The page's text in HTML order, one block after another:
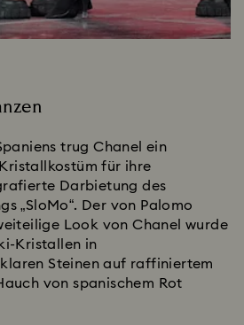
trug Chanel ein
für ihre
Darbietung des
„SloMo“. Der von Palomo
Look von Chanel wurde
Kristallen in
Steinen auf raffiniertem
von spanischem Rot